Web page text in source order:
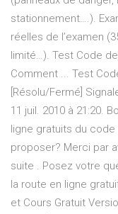
stationnement….).
réelles de l’examen
limité…). Test Code
Comment ... Test
[Résolu/Fermé]
11 juil. 2010 à 21:20.
ligne gratuits du
proposer? Merci par
suite . Posez votre
la route en ligne
et Cours Gratuit